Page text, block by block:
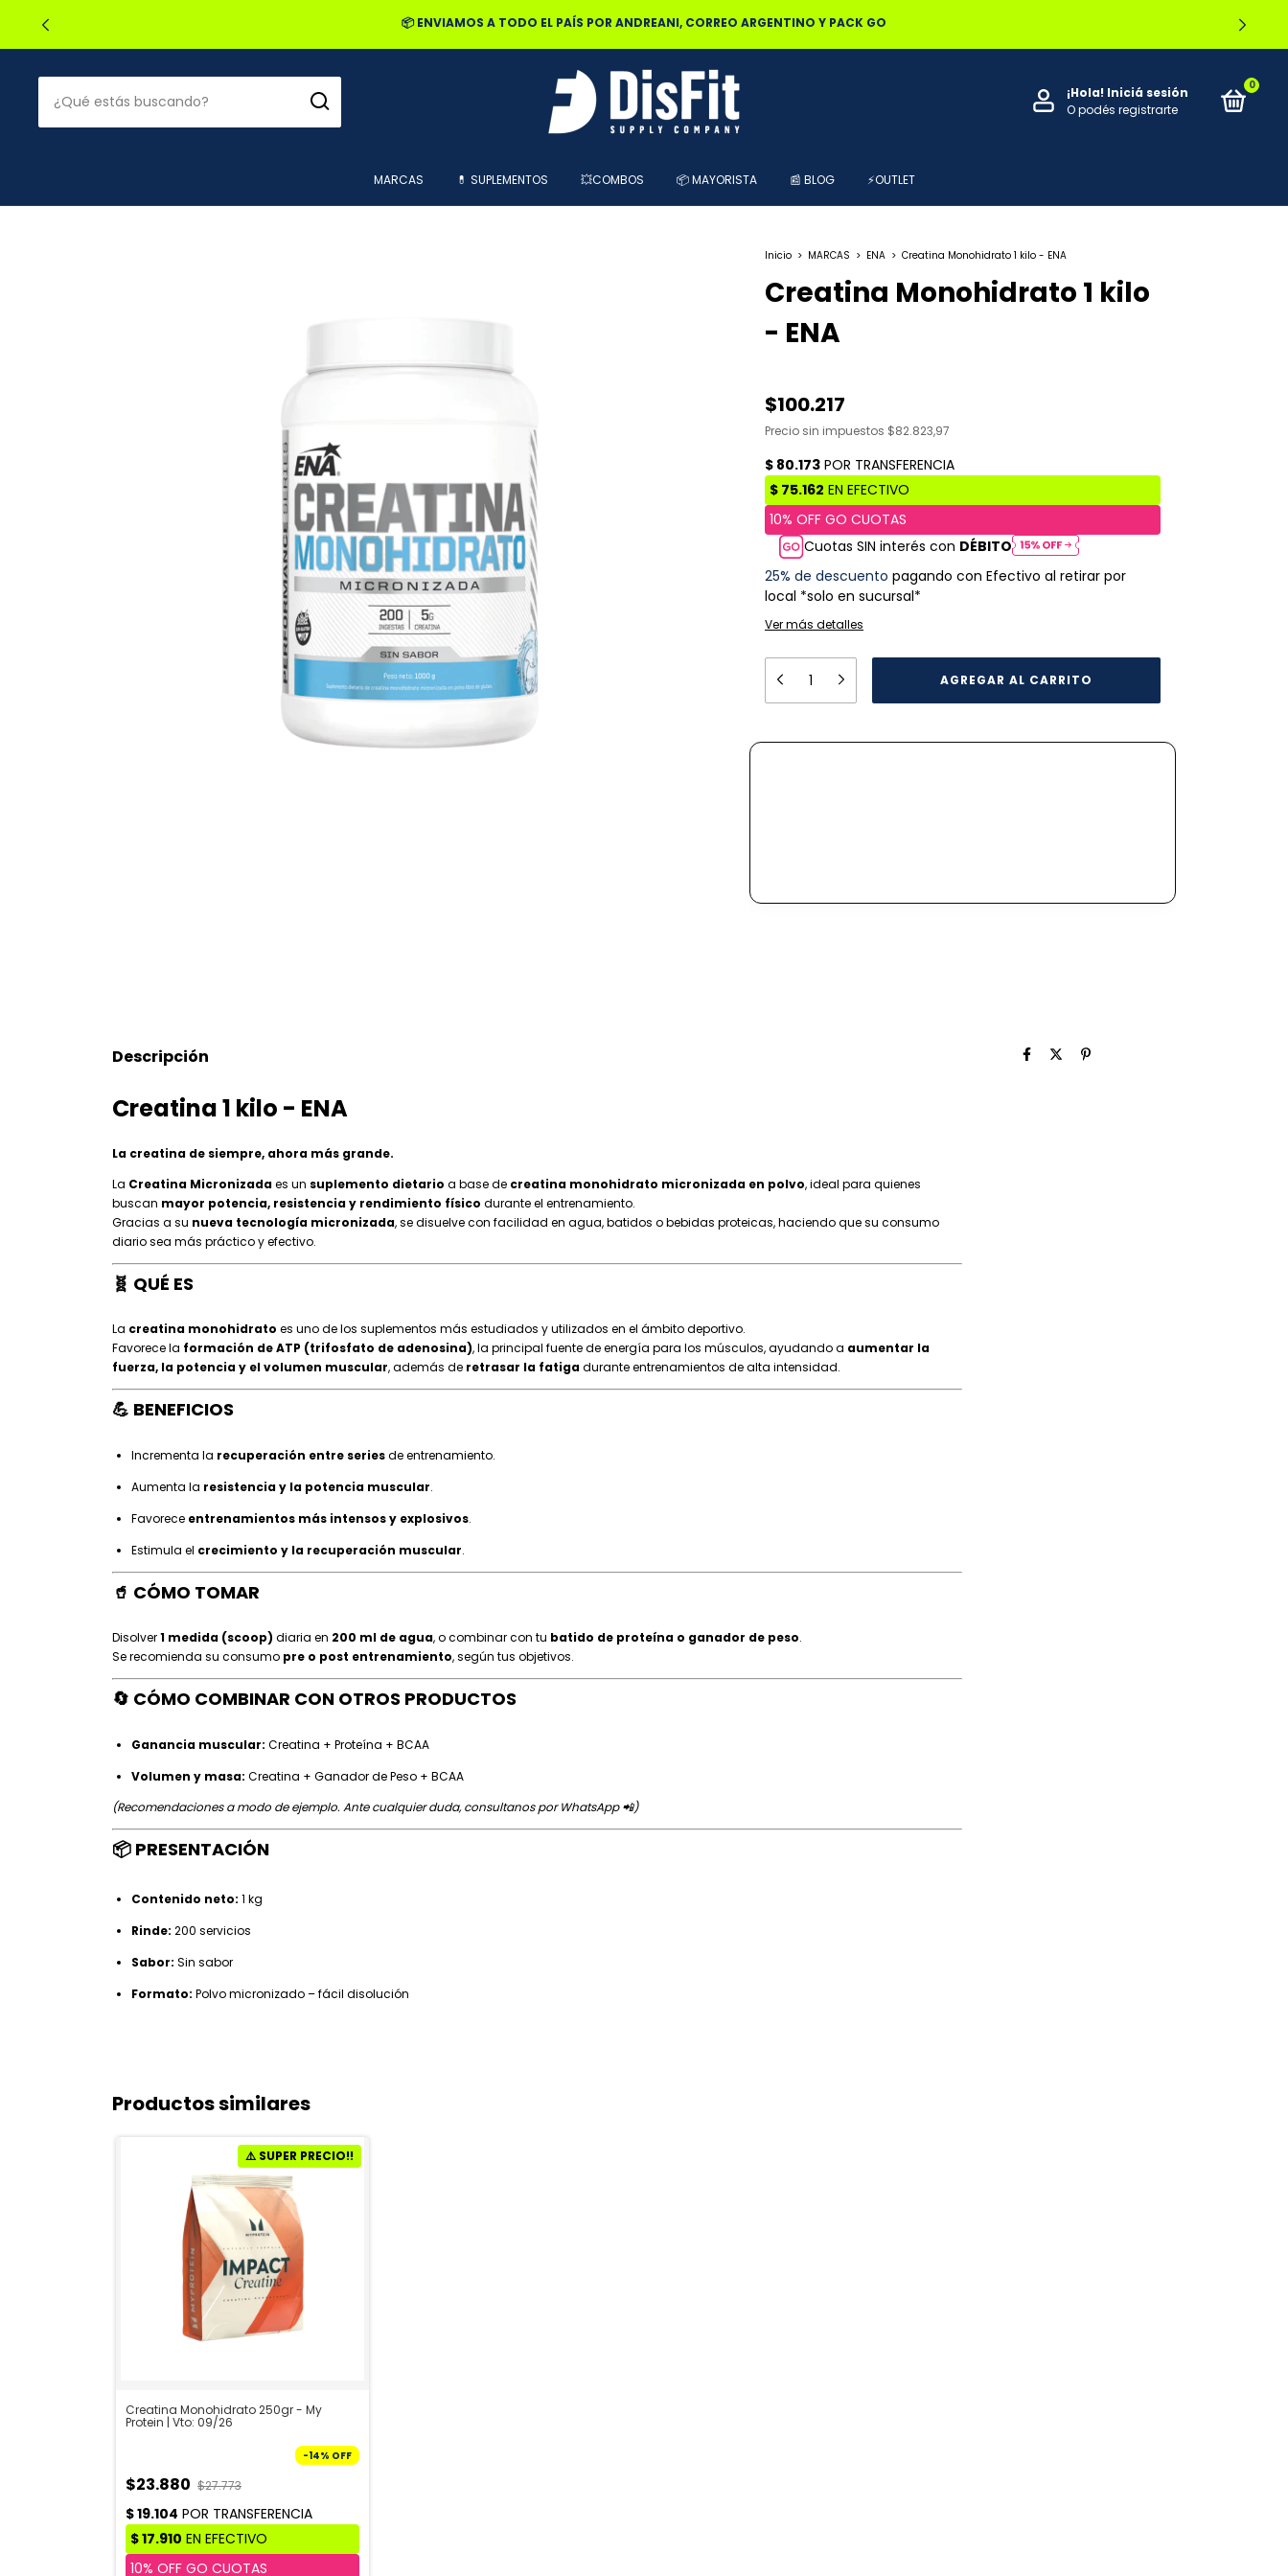
🔥20% OFF POR TRANSFERENCIA | 25% OFF EN EFECTIVO RETIRANDO EN LOCAL
¡Hola! Iniciá sesión
O podés registrarte
0
MARCAS 💊 SUPLEMENTOS 💥COMBOS 📦 MAYORISTA 📰 BLOG ⚡OUTLET
Inicio > MARCAS > ENA > Creatina Monohidrato 1 kilo - ENA
Creatina Monohidrato 1 kilo
- ENA
$100.217
Precio sin impuestos $82.823,97
Cuotas SIN interés con DÉBITO
25% de descuento pagando con Efectivo al retirar por
local *solo en sucursal*
Ver más detalles
Descripción
Creatina 1 kilo - ENA
La creatina de siempre, ahora más grande.
La Creatina Micronizadaes un suplemento dietario a base de creatina monohidrato micronizada en polvo, ideal para quienes
buscan mayor potencia, resistencia y rendimiento físico durante el entrenamiento.
Gracias a su nueva tecnología micronizada, se disuelve con facilidad en agua, batidos o bebidas proteicas, haciendo que su consumo
diario sea más práctico y efectivo.
🧬 QUÉ ES
La creatina monohidrato es uno de los suplementos más estudiados y utilizados en el ámbito deportivo.
Favorece la formación de ATP (trifosfato de adenosina), la principal fuente de energía para los músculos, ayudando a aumentar la
fuerza, la potencia y el volumen muscular, además de retrasar la fatigadurante entrenamientos de alta intensidad.
💪 BENEFICIOS
Incrementa la recuperación entre seriesde entrenamiento.
Aumenta la resistencia y la potencia muscular.
Favorece entrenamientos más intensos y explosivos.
Estimula el crecimiento y la recuperación muscular.
🥤 CÓMO TOMAR
Disolver1 medida (scoop) diaria en 200 ml de agua, o combinar con tu batido de proteína o ganador de peso.
Se recomienda su consumo pre o post entrenamiento, según tus objetivos.
🔄 CÓMO COMBINAR CON OTROS PRODUCTOS
Ganancia muscular: Creatina + Proteína + BCAA
Volumen y masa: Creatina + Ganador de Peso + BCAA
(Recomendaciones a modo de ejemplo. Ante cualquier duda, consultanos por WhatsApp 📲)
📦 PRESENTACIÓN
Contenido neto: 1 kg
Rinde: 200 servicios
Sabor: Sin sabor
Formato: Polvo micronizado – fácil disolución
Productos similares
Creatina Monohidrato 250gr - My
Protein | Vto: 09/26
-14% OFF
$23.880 $27.773